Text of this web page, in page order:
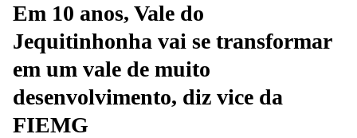
Em 10 anos, Vale do
Jequitinhonha vai se transformar
em um vale de muito
desenvolvimento, diz vice da
FIEMG